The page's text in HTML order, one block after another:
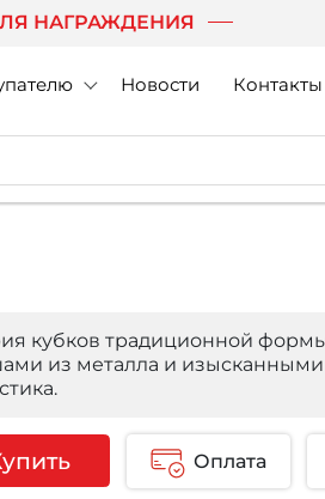
НАГРАЖДЕНИЯ
Новости Контакты
кубков традиционной
из металла и
Оплата